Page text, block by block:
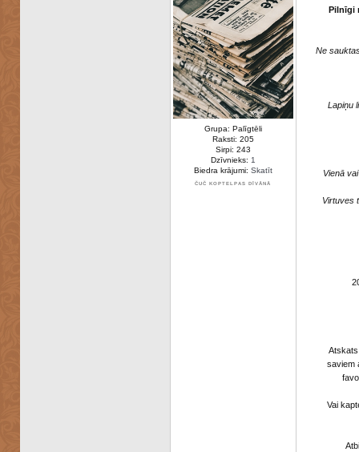
Grupa: Palīgtēli
Raksti: 205
Sirpi: 243
Dzīvnieks: 1
Biedra krājumi: Skatīt
ČUČ KOPTELPAS DĪVĀNĀ
Pilnīgi
Ne
Lapiņu
Vienā
Virtuves
saviem
Vai